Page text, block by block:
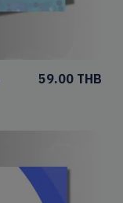
59.00 THB